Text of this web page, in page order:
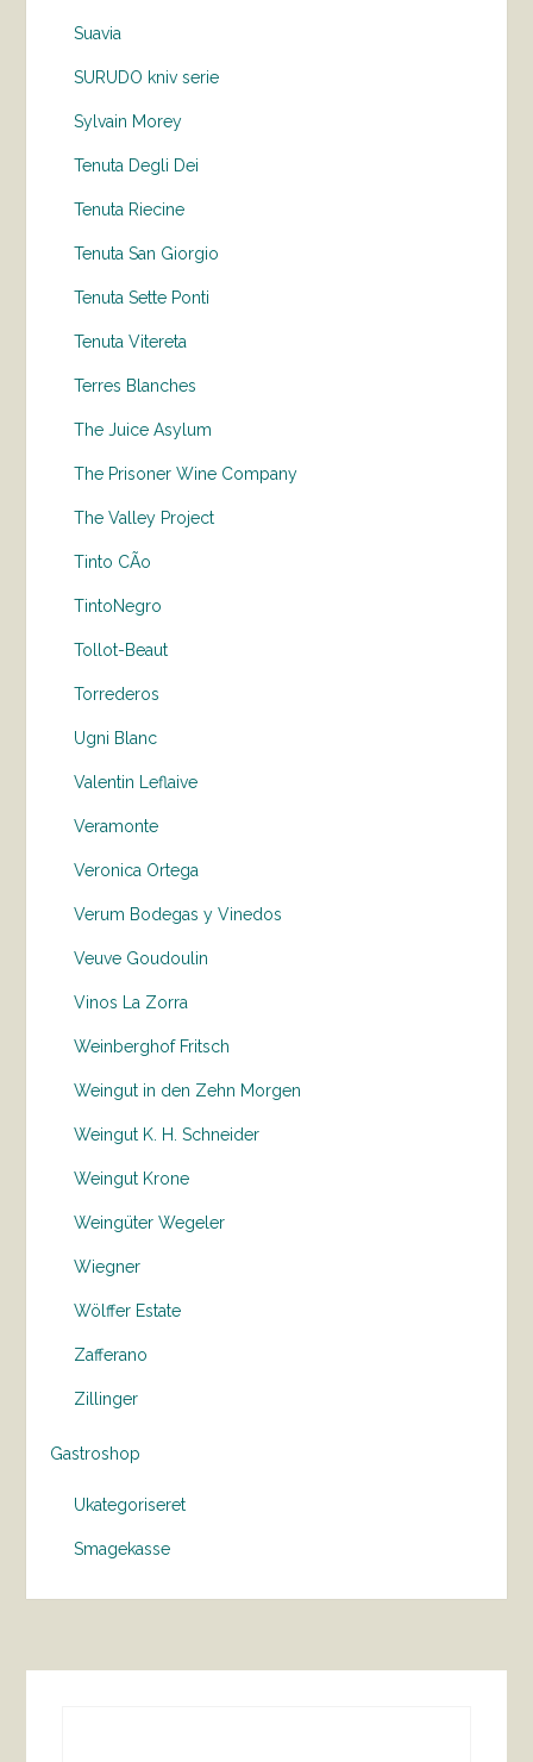
Suavia
SURUDO kniv serie
Sylvain Morey
Tenuta Degli Dei
Tenuta Riecine
Tenuta San Giorgio
Tenuta Sette Ponti
Tenuta Vitereta
Terres Blanches
The Juice Asylum
The Prisoner Wine Company
The Valley Project
Tinto CÃo
TintoNegro
Tollot-Beaut
Torrederos
Ugni Blanc
Valentin Leflaive
Veramonte
Veronica Ortega
Verum Bodegas y Vinedos
Veuve Goudoulin
Vinos La Zorra
Weinberghof Fritsch
Weingut in den Zehn Morgen
Weingut K. H. Schneider
Weingut Krone
Weingüter Wegeler
Wiegner
Wölffer Estate
Zafferano
Zillinger
Gastroshop
Ukategoriseret
Smagekasse